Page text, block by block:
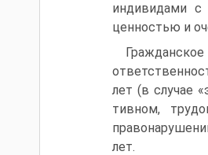
индивидами
ценностью и
лет (в случае
тивном,
лет.